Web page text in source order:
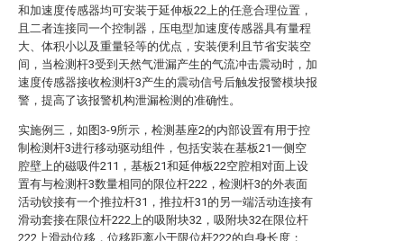
和加速度传感器均可安装于延伸板22上的任意合理位置，
且二者连接同一个控制器，压电型加速度传感器具有量程
大、体积小以及重量轻等的优点，安装便利且节省安装空
间，当检测杆3受到天然气泄漏产生的气流冲击震动时，加
速度传感器接收检测杆3产生的震动信号后触发报警模块报
警，提高了该报警机构泄漏检测的准确性。
实施例三，如图3-9所示，检测基座2的内部设置有用于控
制检测杆3进行移动驱动组件，包括安装在基板21一侧空
腔壁上的磁吸件211，基板21和延伸板22空腔相对面上设
置有与检测杆3数量相同的限位杆222，检测杆3的外表面
活动铰接有一个推拉杆31，推拉杆31的另一端活动连接有
滑动套接在限位杆222上的吸附块32，吸附块32在限位杆
222上滑动位移，位移距离小于限位杆222的自身长度；